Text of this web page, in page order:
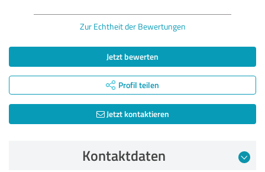
Zur Echtheit der Bewertungen
Jetzt bewerten
Profil teilen
Jetzt kontaktieren
Kontaktdaten